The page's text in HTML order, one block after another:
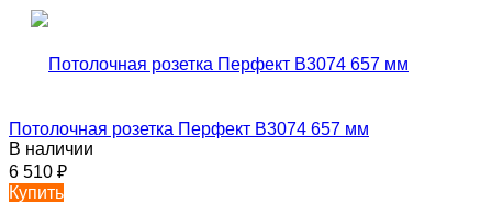
Потолочная розетка Перфект B3074 657 мм
В наличии
6 510 ₽
Купить